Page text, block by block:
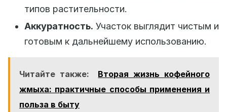
типов растительности.
Аккуратность. Участок выглядит чистым и
готовым к дальнейшему использованию.
Читайте также:
Вторая жизнь кофейного
жмыха: практичные способы применения и
польза в быту